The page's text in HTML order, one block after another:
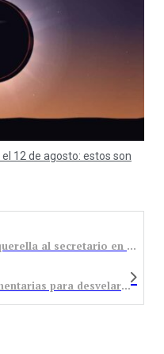
12 de agosto: estos son
El PSOE no descarta ampliar la querella al secretario en función del contenido de su informe
El PSOE anuncia iniciativas parlamentarias para desvelar los planes del PP en educación